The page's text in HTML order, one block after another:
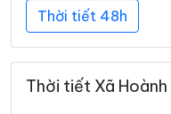
Thời tiết 48h
Thời tiết Xã